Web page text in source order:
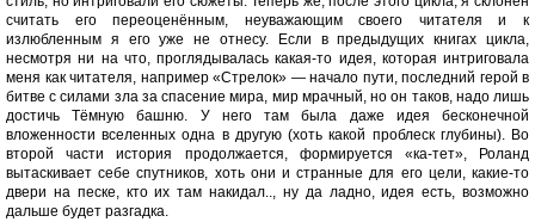
считать его переоценённым, неуважающим своего читателя и к
излюбленным я его уже не отнесу. Если в предыдущих книгах цикла,
несмотря ни на что, проглядывалась какая-то идея, которая интриговала
меня как читателя, например «Стрелок» — начало пути, последний герой в
битве с силами зла за спасение мира, мир мрачный, но он таков, надо лишь
достичь Тёмную башню. У него там была даже идея бесконечной
вложенности вселенных одна в другую (хоть какой проблеск глубины). Во
второй части история продолжается, формируется «ка-тет», Роланд
вытаскивает себе спутников, хоть они и странные для его цели, какие-то
двери на песке, кто их там накидал.., ну да ладно, идея есть, возможно
дальше будет разгадка.